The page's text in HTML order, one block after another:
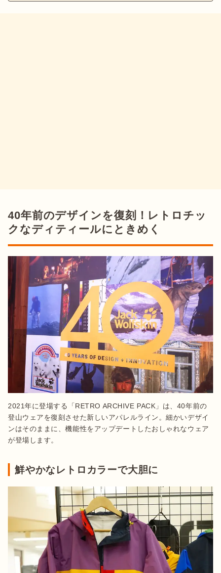
40年前のデザインを復刻！レトロチッ
クなディティールにときめく
2021年に登場する「RETRO ARCHIVE PACK」は、40年前の
登山ウェアを復刻させた新しいアパレルライン。細かいデザイ
ンはそのままに、機能性をアップデートしたおしゃれなウェア
が登場します。
鮮やかなレトロカラーで大胆に